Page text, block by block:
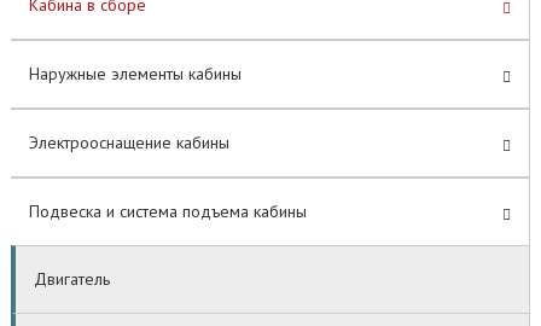
Кабина в сборе
Наружные элементы кабины
Электрооснащение кабины
Подвеска и система подъема кабины
Двигатель